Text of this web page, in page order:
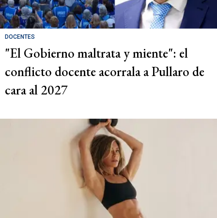
DOCENTES
"El Gobierno maltrata y miente": el
conflicto docente acorrala a Pullaro de
cara al 2027